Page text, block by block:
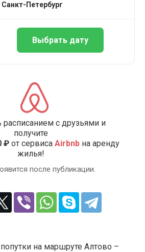
Петербург
Выбрать дату
расписанием с друзьями и
получите
₽от сервиса Airbnbна аренду
жилья!
после публикации.
на маршруте Алтово –